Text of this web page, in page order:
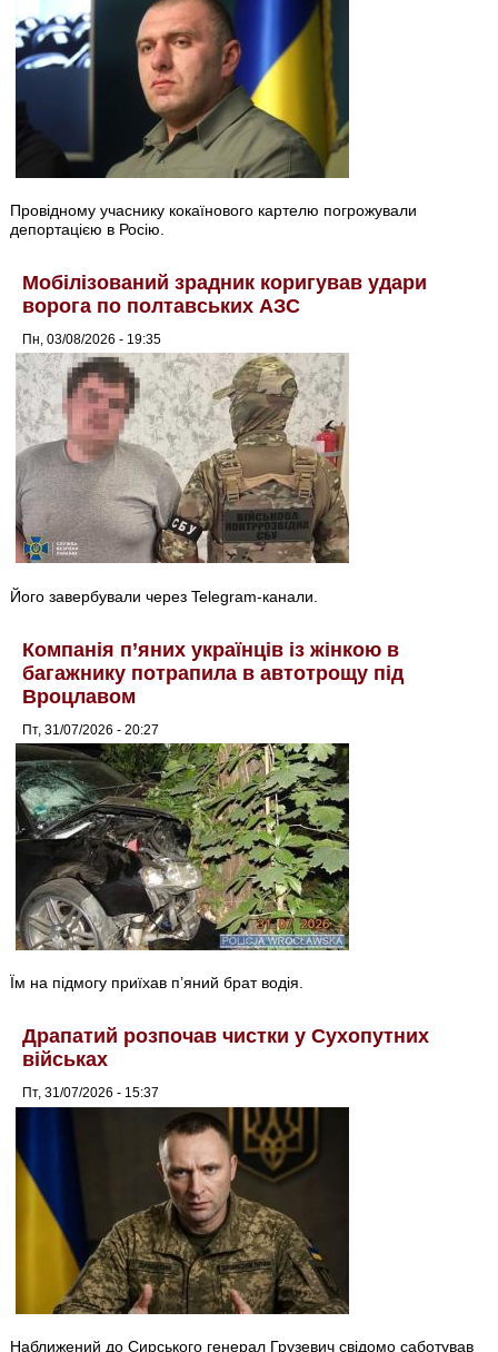
Провідному учаснику кокаїнового картелю погрожували
депортацією в Росію.
Мобілізований зрадник коригував удари
ворога по полтавських АЗС
Пн, 03/08/2026 - 19:35
Його завербували через Telegram-канали.
Компанія п’яних українців із жінкою в
багажнику потрапила в автотрощу під
Вроцлавом
Пт, 31/07/2026 - 20:27
Їм на підмогу приїхав п’яний брат водія.
Драпатий розпочав чистки у Сухопутних
військах
Пт, 31/07/2026 - 15:37
Наближений до Сирського генерал Грузевич свідомо саботував